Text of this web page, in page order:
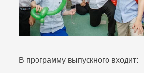
В программу выпускного входит: